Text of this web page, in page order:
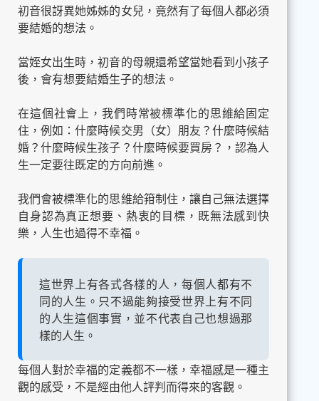
初音很訝異她姊姊的女兒，竟然有了每個人都必須
要結婚的想法。
當姪女出生時，初音的母親還希望當她看到小孩子
後，會有想要結婚生子的想法。
在這個社會上，我們時常被標準化的思維給固定
住，例如：什麼時候交男（女）朋友？什麼時候結
婚？什麼時候生孩子？什麼時候要買房？，認為人
生一定要往既定的方向前進。
我們會被標準化的思維給箝制住，讓自己無法選擇
自身認為真正想要、熱衷的目標，既無法感到快
樂，人生也過得不幸福。
這世界上有各式各樣的人，每個人都有不
同的人生。只不過能夠接受世界上有不同
的人生這個事實，並不代表自己也想過那
樣的人生。
每個人對於幸福的定義都不一樣，幸福感是一種主
觀的感受，不是經由他人評判而得來的客觀。